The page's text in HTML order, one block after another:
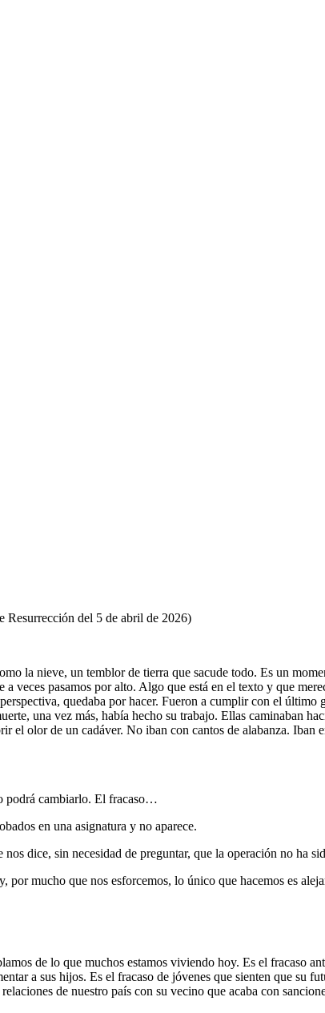
Resurrección del 5 de abril de 2026)
la nieve, un temblor de tierra que sacude todo. Es un
pasamos por alto. Algo que está en el texto y que
quedaba por hacer. Fueron a cumplir con el último
una vez más, había hecho su trabajo. Ellas caminaban
olor de un cadáver. No iban con cantos de alabanza. Iban
podrá cambiarlo. El fracaso…
en una asignatura y no aparece.
dice, sin necesidad de preguntar, que la operación no ha
por mucho que nos esforcemos, lo único que hacemos es
de lo que muchos estamos viviendo hoy. Es el fracaso
a sus hijos. Es el fracaso de jóvenes que sienten que su
de nuestro país con su vecino que acaba con